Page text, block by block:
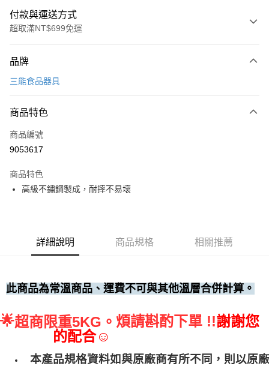
付款與運送方式
超取滿NT$699免運
信用卡一次付款
運送方式
• 付款後全家取貨
• 付款後7-11取貨
每筆NT$60，滿NT$699(含以上)免運費
品牌
三能食品器具
商品特色
商品編號
9053617
商品特色
高級不鏽鋼製成，耐摔不易壞
詳細說明 商品規格 相關推薦
此商品為常溫商品、運費不可與其他溫層合併計算。
🌟超商限重5KG。 煩請斟酌下單 !!謝謝您
的配合☺
本產品規格資料如與原廠商有所不同，則以原